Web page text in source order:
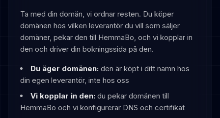
Ta med din domän, vi ordnar resten. Du köper
domänen hos vilken leverantör du vill som säljer
domäner, pekar den till HemmaBo, och vi kopplar in
den och driver din bokningssida på den.
Du äger domänen: den är köpt i ditt namn hos
din egen leverantör, inte hos oss
Vi kopplar in den: du pekar domänen till
HemmaBo och vi konfigurerar DNS och certifikat